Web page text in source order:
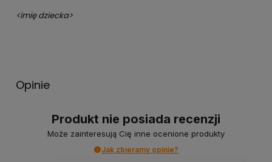
<imię dziecka>
Opinie
Produkt nie posiada recenzji
Może zainteresują Cię inne ocenione produkty
Jak zbieramy opinie?